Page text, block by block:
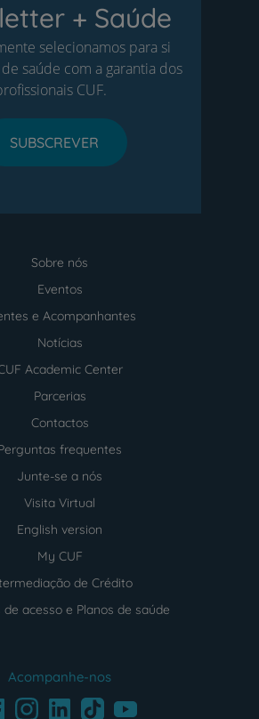
+ Saúde
selecionamos para si
saúde com a garantia dos
CUF.
SUBSCREVER
Sobre nós
Eventos
e Acompanhantes
Notícias
Academic Center
Parcerias
Contactos
frequentes
Junte-se a nós
Visita Virtual
English version
My CUF
de Crédito
de acesso e Planos de saúde
Acompanhe-nos
InstagramLinkedInTikTokYoutube